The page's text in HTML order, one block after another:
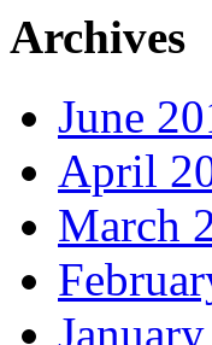
Archives
June
April
March